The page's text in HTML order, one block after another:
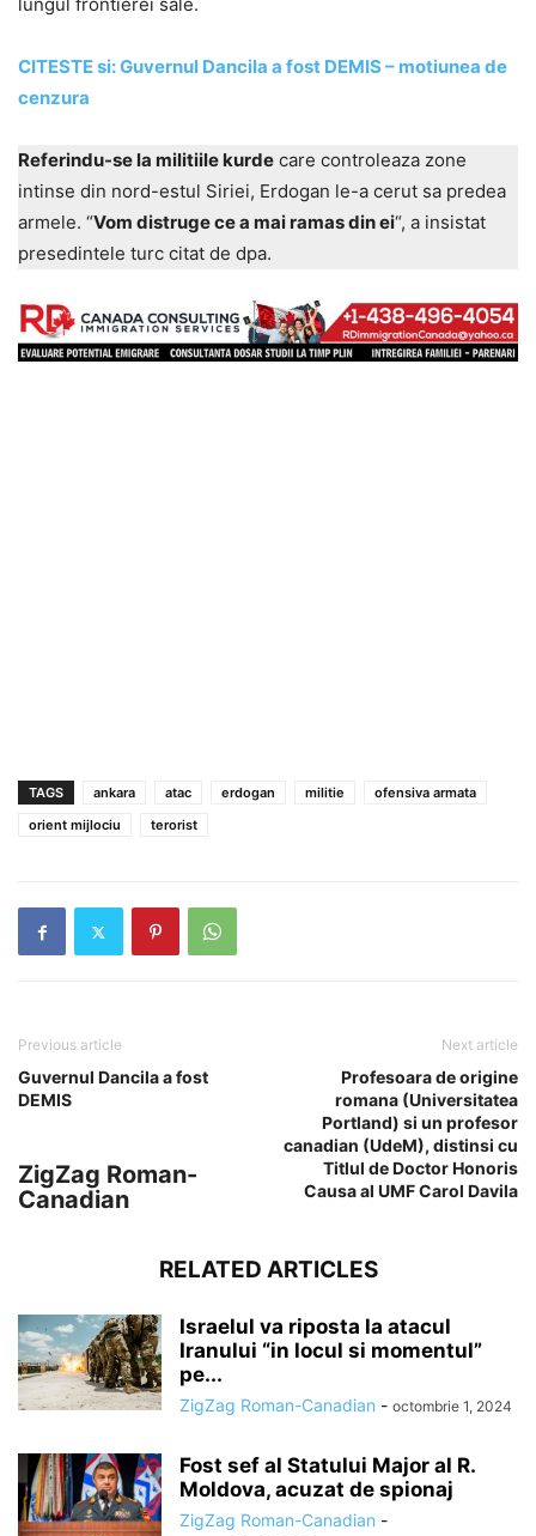
CITESTE si: Guvernul Dancila a fost DEMIS – motiunea de
cenzura
Referindu-se la militiile kurde care controleaza zone
intinse din nord-estul Siriei, Erdogan le-a cerut sa predea
armele. “Vom distruge ce a mai ramas din ei“, a insistat
presedintele turc citat de dpa.
TAGS ankara atac erdogan militie
ofensiva armata
orient mijlociu
terorist
Previous article
Guvernul Dancila a fost
DEMIS
Next article
Profesoara de origine
romana (Universitatea
Portland) si un profesor
canadian (UdeM), distinsi cu
Titlul de Doctor Honoris
Causa al UMF Carol Davila
ZigZag Roman-
Canadian
RELATED ARTICLES
Israelul va riposta la atacul
Iranului “in locul si momentul”
pe...
ZigZag Roman-Canadian - octombrie 1, 2024
Fost sef al Statului Major al R.
Moldova, acuzat de spionaj
ZigZag Roman-Canadian -